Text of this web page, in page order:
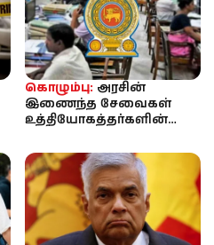
கொழும்பு: அரசின்
இணைந்த சேவைகள்
உத்தியோகத்தர்களின்
புதிய சுற்றறிக்கை வெ...